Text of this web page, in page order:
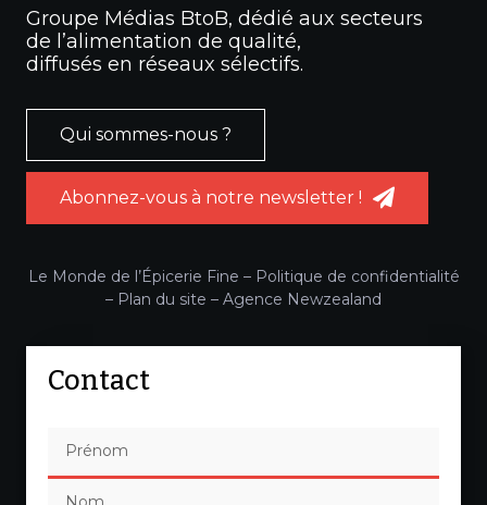
Groupe Médias BtoB, dédié aux secteurs
de l’alimentation de qualité,
diffusés en réseaux sélectifs.
Qui sommes-nous ?
Abonnez-vous à notre newsletter !
Le Monde de l’Épicerie Fine – Politique de confidentialité
– Plan du site – Agence Newzealand
Contact